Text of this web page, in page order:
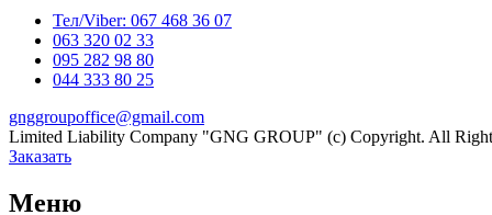
YouTube
Channel
Тел/Viber: 067 468 36 07
063 320 02 33
095 282 98 80
044 333 80 25
gnggroupoffice@gmail.com
Limited Liability Company "GNG GROUP" (c) Copyright. All
Заказать
Меню